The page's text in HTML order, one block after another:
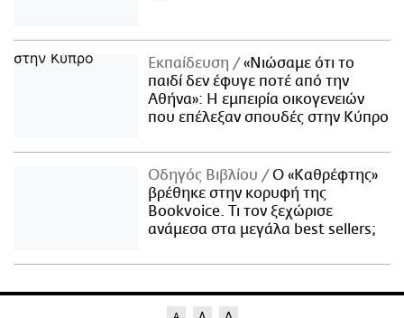
Εκπαίδευση
«Νιώσαμε ότι το
παιδί δεν έφυγε ποτέ από την
Αθήνα»: Η εμπειρία οικογενειών
που επέλεξαν σπουδές στην Κύπρο
Οδηγός Βιβλίου
Ο «Καθρέφτης»
βρέθηκε στην κορυφή της
Bookvoice. Τι τον ξεχώρισε
ανάμεσα στα μεγάλα best sellers;